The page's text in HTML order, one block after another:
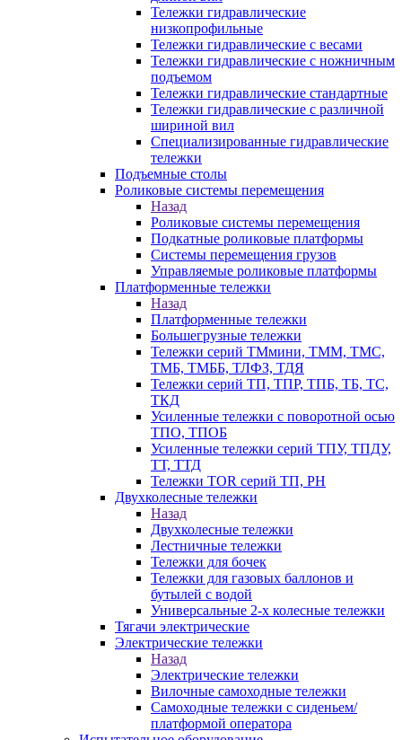
Тележки гидравлические
низкопрофильные
Тележки гидравлические с весами
Тележки гидравлические с ножничным
подъемом
Тележки гидравлические стандартные
Тележки гидравлические с различной
шириной вил
Специализированные гидравлические
тележки
Подъемные столы
Роликовые системы перемещения
Назад
Роликовые системы перемещения
Подкатные роликовые платформы
Системы перемещения грузов
Управляемые роликовые платформы
Платформенные тележки
Назад
Платформенные тележки
Большегрузные тележки
Тележки серий ТМмини, ТММ, ТМС,
ТМБ, ТМББ, ТЛФЗ, ТДЯ
Тележки серий ТП, ТПР, ТПБ, ТБ, ТС,
ТКД
Усиленные тележки с поворотной осью
ТПО, ТПОБ
Усиленные тележки серий ТПУ, ТПДУ,
ТТ, ТТД
Тележки TOR серий ТП, PH
Двухколесные тележки
Назад
Двухколесные тележки
Лестничные тележки
Тележки для бочек
Тележки для газовых баллонов и
бутылей с водой
Универсальные 2-х колесные тележки
Тягачи электрические
Электрические тележки
Назад
Электрические тележки
Вилочные самоходные тележки
Самоходные тележки с сиденьем/
платформой оператора